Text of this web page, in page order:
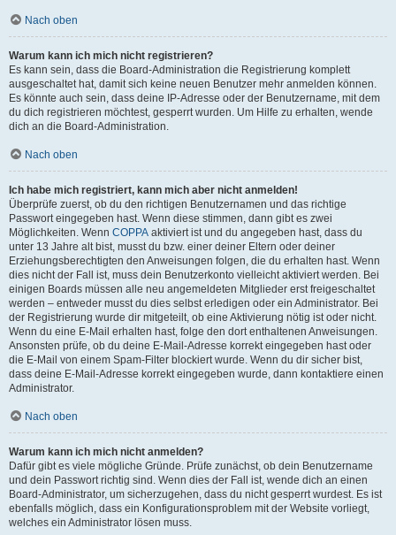
Nach oben
Warum kann ich mich nicht registrieren?
Es kann sein, dass die Board-Administration die Registrierung komplett
ausgeschaltet hat, damit sich keine neuen Benutzer mehr anmelden können.
Es könnte auch sein, dass deine IP-Adresse oder der Benutzername, mit dem
du dich registrieren möchtest, gesperrt wurden. Um Hilfe zu erhalten, wende
dich an die Board-Administration.
Nach oben
Ich habe mich registriert, kann mich aber nicht anmelden!
Überprüfe zuerst, ob du den richtigen Benutzernamen und das richtige
Passwort eingegeben hast. Wenn diese stimmen, dann gibt es zwei
Möglichkeiten. Wenn COPPA aktiviert ist und du angegeben hast, dass du
unter 13 Jahre alt bist, musst du bzw. einer deiner Eltern oder deiner
Erziehungsberechtigten den Anweisungen folgen, die du erhalten hast. Wenn
dies nicht der Fall ist, muss dein Benutzerkonto vielleicht aktiviert werden. Bei
einigen Boards müssen alle neu angemeldeten Mitglieder erst freigeschaltet
werden – entweder musst du dies selbst erledigen oder ein Administrator. Bei
der Registrierung wurde dir mitgeteilt, ob eine Aktivierung nötig ist oder nicht.
Wenn du eine E-Mail erhalten hast, folge den dort enthaltenen Anweisungen.
Ansonsten prüfe, ob du deine E-Mail-Adresse korrekt eingegeben hast oder
die E-Mail von einem Spam-Filter blockiert wurde. Wenn du dir sicher bist,
dass deine E-Mail-Adresse korrekt eingegeben wurde, dann kontaktiere einen
Administrator.
Nach oben
Warum kann ich mich nicht anmelden?
Dafür gibt es viele mögliche Gründe. Prüfe zunächst, ob dein Benutzername
und dein Passwort richtig sind. Wenn dies der Fall ist, wende dich an einen
Board-Administrator, um sicherzugehen, dass du nicht gesperrt wurdest. Es ist
ebenfalls möglich, dass ein Konfigurationsproblem mit der Website vorliegt,
welches ein Administrator lösen muss.